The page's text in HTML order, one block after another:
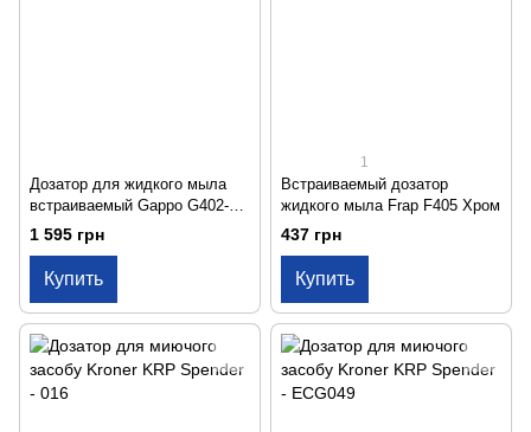
Дозатор для жидкого мыла
встраиваемый Gappo G402-1
Черный 300мл
1 595 грн
Купить
1
Встраиваемый дозатор
жидкого мыла Frap F405 Хром
437 грн
Купить